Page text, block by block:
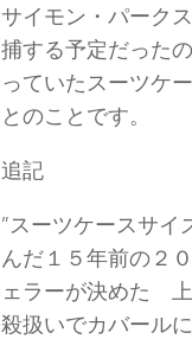
サイモン・パーク
捕する予定だった
っていたスーツケ
とのことです。
追記
”スーツケースサイ
んだ１５年前の２
ェラーが決めた 上
殺扱いでカバール